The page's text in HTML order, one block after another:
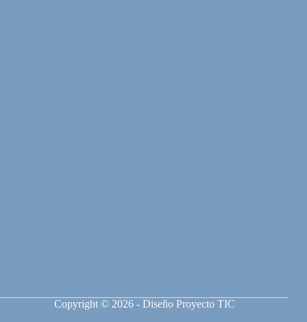
Copyright © 2026 - Diseño Proyecto TIC